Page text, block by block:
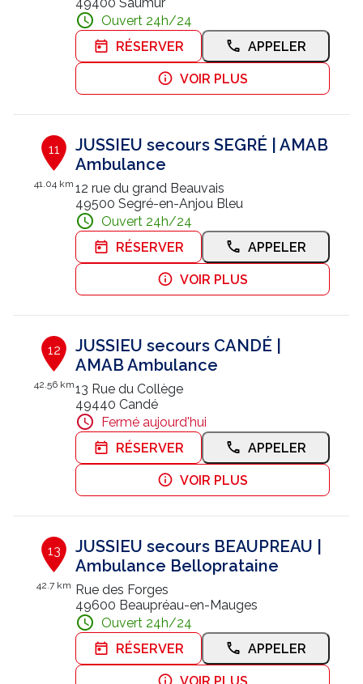
Ouvert 24h/24
RÉSERVER
APPELER
VOIR PLUS
11
41.04 km
JUSSIEU secours SEGRÉ | AMAB
Ambulance
12 rue du grand Beauvais
49500 Segré-en-Anjou Bleu
Ouvert 24h/24
RÉSERVER
APPELER
VOIR PLUS
12
42.56 km
JUSSIEU secours CANDÉ |
AMAB Ambulance
13 Rue du Collège
49440 Candé
Fermé aujourd'hui
RÉSERVER
APPELER
VOIR PLUS
13
42.7 km
JUSSIEU secours BEAUPREAU |
Ambulance Belloprataine
Rue des Forges
49600 Beaupréau-en-Mauges
Ouvert 24h/24
RÉSERVER
APPELER
VOIR PLUS